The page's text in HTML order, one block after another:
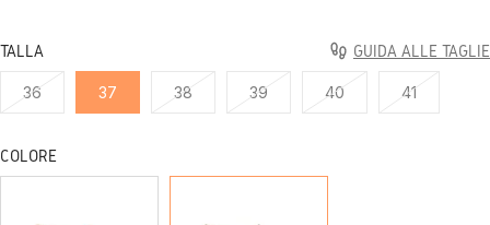
TALLA GUIDA ALLE TAGLIE
36 37 38 39 40 41
COLORE